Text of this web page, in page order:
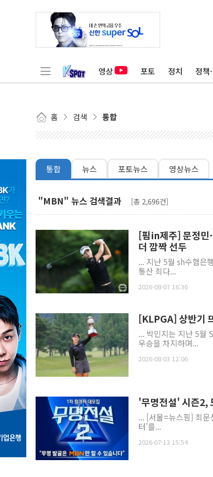
영상 포토 정치 정책
홈 검색 통합
통합 뉴스 포토뉴스 영상뉴스
"MBN" 뉴스 검색결과 [총 2,696건]
[핌in제주] 문정민
더 깜짝 선두
... 지난 5월 sh수협은행
통산 최다...
2026-08-07 16:36
[KLPGA] 상반기
...
우승을 차지하며...
2026-08-03 12:06
'무명전설' 시즌2,
... [서울=뉴스핌] 최문
터'를...
2026-07-13 15:54